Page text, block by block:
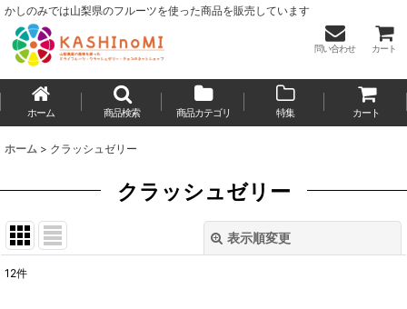
かしのみでは山梨県のフルーツを使った商品を販売しています
問い合わせ カート
ホーム 商品検索 商品カテゴリ 特集 カート
ホーム > クラッシュゼリー
クラッシュゼリー
表示順変更
12件